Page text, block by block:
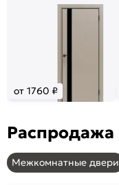
от 1760 ₽
Распродажа
Межкомнатные двери